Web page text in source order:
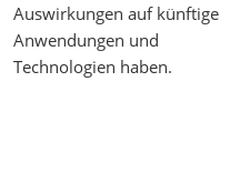
Auswirkungen auf künftige
Anwendungen und
Technologien haben.